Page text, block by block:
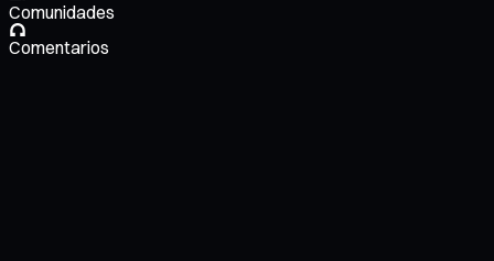
Comunidades
Comentarios